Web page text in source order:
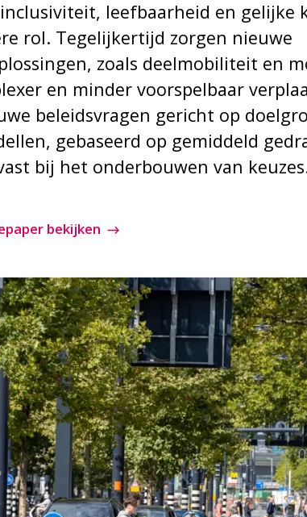
inclusiviteit, leefbaarheid en gelijke
rol. Tegelijkertijd zorgen nieuwe
zoals deelmobiliteit en
en minder voorspelbaar
beleidsvragen gericht op
gebaseerd op gemiddeld
bij het onderbouwen van
bekijken